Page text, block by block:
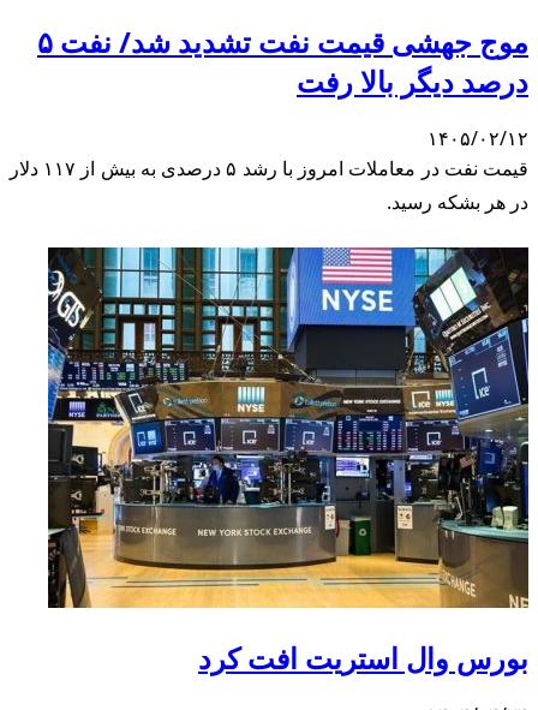
موج جهشی قیمت نفت تشدید شد/ نفت ۵
درصد دیگر بالا رفت
۱۴۰۵/۰۲/۱۲
قیمت نفت در معاملات امروز با رشد ۵ درصدی به بیش از ۱۱۷ دلار
در هر بشکه رسید.
بورس وال استریت افت کرد